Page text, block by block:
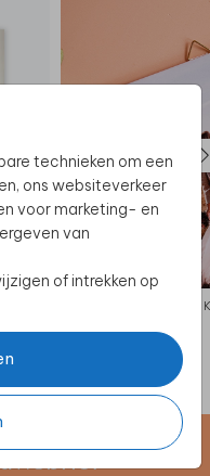
technieken om een
ons websiteverkeer
voor marketing- en
van
of intrekken op